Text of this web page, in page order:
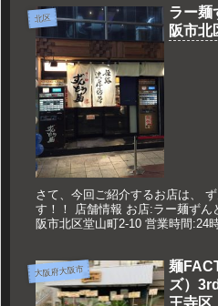
北区
ラー麺
阪市北
さて、今回ご紹介するお店は、
す！！ 店舗情報 お店:ラー麺ず
阪市北区堂山町2-10 営業時間:24
大阪府大阪市
麺
ズ）
王寺区